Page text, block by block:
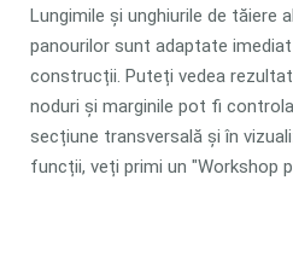
Lungimile și unghiurile de tăiere
panourilor sunt adaptate
construcții. Puteți vedea
noduri și marginile pot fi
secțiune transversală și în
funcții, veți primi un "Workshop